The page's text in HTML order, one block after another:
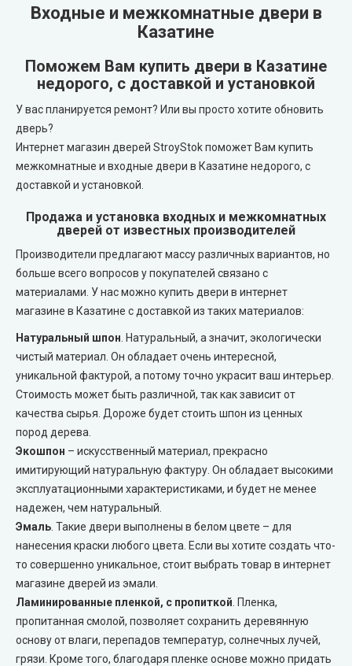
Very Dveri (Вери Двери)
REDFORT (Редфорт)
Abwehr (Абвер)
Министерство Дверей
BEREZ (Берез)
MAGDA (Магда)
ARTIZ (Артиз)
Противопожарные двери
Технические двери
Papa Carlo (Папа Карло)
LEADOR (Леадор)
Leador Express (Леадор Экспресс)
Leador Gloss
Статус (Status Doors)
Стильные Двери
StilDoors (СтилДорс)
Двери скрытого монтажа
DOORIS (Дорис)
BRAMA (Брама)
OMEGA (Омега)
MSDoors (МСДорс)
KFD (КФД)
Входные и межкомнатные двери в
Казатине
Поможем Вам купить двери в Казатине
недорого, с доставкой и установкой
У вас планируется ремонт? Или вы просто хотите обновить
дверь?
Интернет магазин дверей StroyStok поможет Вам купить
межкомнатные и входные двери в Казатине недорого, с
доставкой и установкой.
Продажа и установка входных и межкомнатных
дверей от известных производителей
Производители предлагают массу различных вариантов, но
больше всего вопросов у покупателей связано с
материалами. У нас можно купить двери в интернет
магазине в Казатине с доставкой из таких материалов:
Натуральный шпон . Натуральный, а значит, экологически
чистый материал. Он обладает очень интересной,
уникальной фактурой, а потому точно украсит ваш интерьер.
Стоимость может быть различной, так как зависит от
качества сырья. Дороже будет стоить шпон из ценных
пород дерева.
Экошпон – искусственный материал, прекрасно
имитирующий натуральную фактуру. Он обладает высокими
эксплуатационными характеристиками, и будет не менее
надежен, чем натуральный.
Эмаль . Такие двери выполнены в белом цвете – для
нанесения краски любого цвета. Если вы хотите создать что-
то совершенно уникальное, стоит выбрать товар в интернет
магазине дверей из эмали.
Ламинированные пленкой, с пропиткой . Пленка,
пропитанная смолой, позволяет сохранить деревянную
основу от влаги, перепадов температур, солнечных лучей,
грязи. Кроме того, благодаря пленке основе можно придать